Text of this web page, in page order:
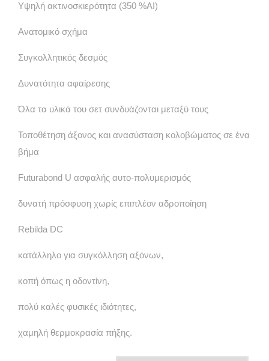
Υψηλή ακτινοσκιερότητα (350 %AI)
Ανατομικό σχήμα
Συγκολλητικός δεσμός
Δυνατότητα αφαίρεσης
Όλα τα υλικά του σετ συνδυάζονται μεταξύ τους
Τοποθέτηση άξονος και ανασύσταση κολοβώματος σε ένα
βήμα
Futurabond U ασφαλής αυτο-πολυμερισμός
δυνατή πρόσφυση χωρίς επιπλέον αδροποίηση
Rebilda DC
κατάλληλο για συγκόλληση αξόνων,
κοπή όπως η οδοντίνη,
πολύ καλές φυσικές ιδιότητες,
χαμηλή θερμοκρασία πήξης.